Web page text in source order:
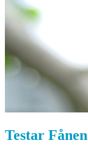
Testar Fånen